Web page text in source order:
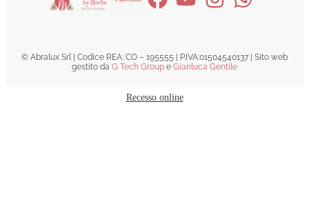
© Abralux Srl | Codice REA: CO – 195555 | P.IVA:01504540137 | Sito web
gestito da G Tech Group e Gianluca Gentile
Recesso online